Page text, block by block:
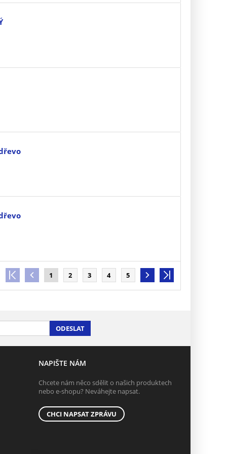
1 2 3 4 5
ODESLAT
NAPIŠTE NÁM
Chcete nám něco sdělit o našich produktech
nebo e-shopu? Neváhejte napsat.
CHCI NAPSAT ZPRÁVU